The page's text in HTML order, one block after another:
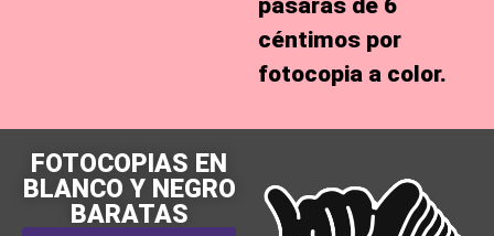
céntimos por
fotocopia a color.
FOTOCOPIAS EN
BLANCO Y NEGRO
BARATAS